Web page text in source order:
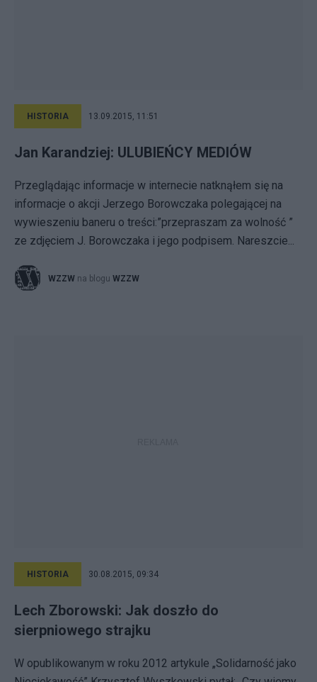
HISTORIA 13.09.2015, 11:51
Jan Karandziej: ULUBIEŃCY MEDIÓW
Przeglądając informacje w internecie natknąłem się na
informacje o akcji Jerzego Borowczaka polegającej na
wywieszeniu baneru o treści:”przepraszam za wolność ”
ze zdjęciem J. Borowczaka i jego podpisem. Nareszcie...
WZZW na blogu WZZW
HISTORIA 30.08.2015, 09:34
Lech Zborowski: Jak doszło do
sierpniowego strajku
W opublikowanym w roku 2012 artykule „Solidarność jako